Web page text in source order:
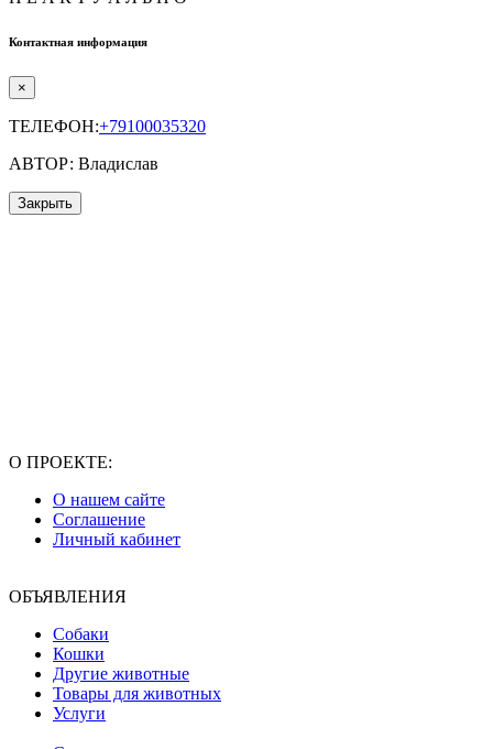
Контактная информация
×
ТЕЛЕФОН:+79100035320
АВТОР: Владислав
Закрыть
О ПРОЕКТЕ:
О нашем сайте
Соглашение
Личный кабинет
ОБЪЯВЛЕНИЯ
Собаки
Кошки
Другие животные
Товары для животных
Услуги